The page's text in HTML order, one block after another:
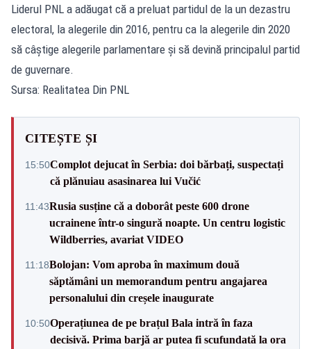
Liderul PNL a adăugat că a preluat partidul de la un dezastru
electoral, la alegerile din 2016, pentru ca la alegerile din 2020
să câştige alegerile parlamentare şi să devină principalul partid
de guvernare.
Sursa: Realitatea Din PNL
CITEȘTE ȘI
15:50Complot dejucat în Serbia: doi bărbați, suspectați
că plănuiau asasinarea lui Vučić
11:43Rusia susține că a doborât peste 600 drone
ucrainene într-o singură noapte. Un centru logistic
Wildberries, avariat VIDEO
11:18Bolojan: Vom aproba în maximum două
săptămâni un memorandum pentru angajarea
personalului din creșele inaugurate
10:50Operațiunea de pe brațul Bala intră în faza
decisivă. Prima barjă ar putea fi scufundată la ora